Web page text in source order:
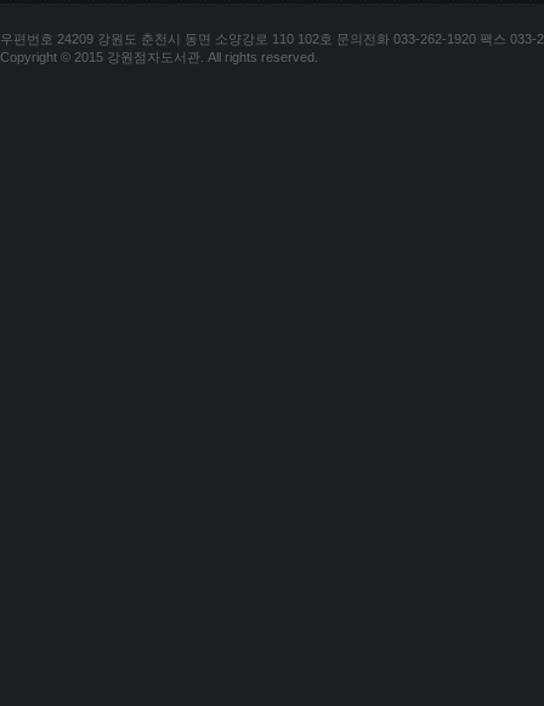
우편번호 24209 강원도 춘천시 동면 소양강로 110 102호 문의전화 033-262-1920 팩스 033-
Copyright © 2015 강원점자도서관. All rights reserved.